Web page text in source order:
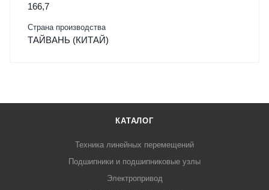
166,7
Страна производства
ТАЙВАНЬ (КИТАЙ)
КАТАЛОГ
Техника линейных перемещений
Подшипники и подшипниковые узлы
Электропривод